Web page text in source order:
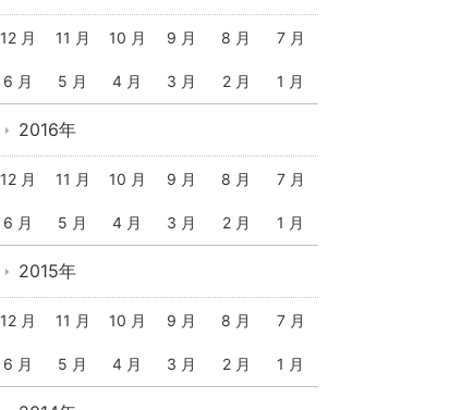
12 月 11 月 10 月 9 月 8 月 7 月
6 月 5 月 4 月 3 月 2 月 1 月
2016年
12 月 11 月 10 月 9 月 8 月 7 月
6 月 5 月 4 月 3 月 2 月 1 月
2015年
12 月 11 月 10 月 9 月 8 月 7 月
6 月 5 月 4 月 3 月 2 月 1 月